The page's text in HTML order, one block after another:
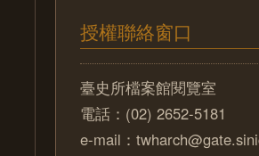
授權聯絡窗口
臺史所檔案館閱覽室
電話：(02) 2652-5181
e-mail：